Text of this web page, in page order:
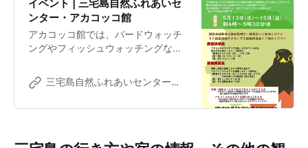
イベント | 三宅島自然ふれあいセ
ンター・アカコッコ館
アカコッコ館では、バードウォッチ
ングやフィッシュウォッチングな
催！ 観察会以外にも、アクセサリー
作りなどのクラフト講座も行ってい
三宅島自然ふれあいセンター・アカコッコ館